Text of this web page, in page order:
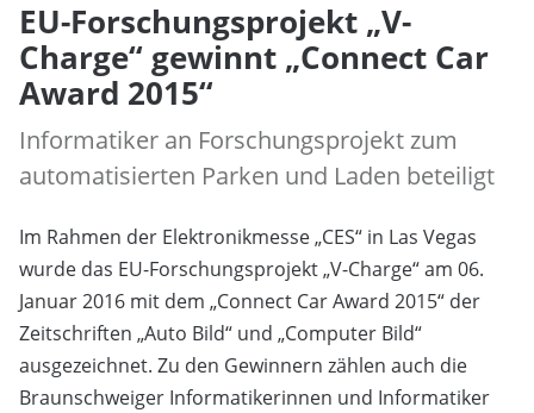
EU-Forschungsprojekt „V-
Charge“ gewinnt „Connect Car
Award 2015“
Informatiker an Forschungsprojekt zum
automatisierten Parken und Laden beteiligt
Im Rahmen der Elektronikmesse „CES“ in Las Vegas
wurde das EU-Forschungsprojekt „V-Charge“ am 06.
Januar 2016 mit dem „Connect Car Award 2015“ der
Zeitschriften „Auto Bild“ und „Computer Bild“
ausgezeichnet. Zu den Gewinnern zählen auch die
Braunschweiger Informatikerinnen und Informatiker